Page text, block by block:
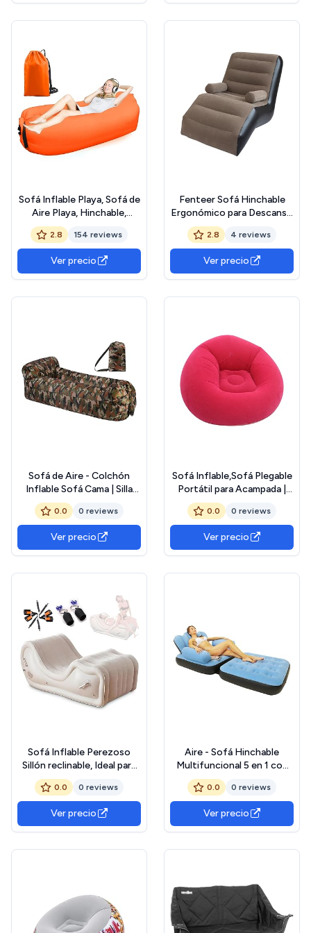
Sofá Inflable Playa, Sofá de
Aire Playa, Hinchable,
Hamaca Inflable Aire, con
Bolsa, para Viajes, Camping,
Festivales de Música
(Poliéster 210T, Naranja)
2.8 154 reviews
Ver precio
Fenteer Sofá Hinchable
Ergonómico para Descanso
en Casa, marrón, Individual
2.8 4 reviews
Ver precio
Sofá de Aire - Colchón
Inflable Sofá Cama | Silla
Hinchable Impermeable
Accesorios Camping para
Picnics Festivales Playa
Senderismo Fiestas
0.0 0 reviews
Ver precio
Sofá Inflable,Sofá Plegable
Portátil para Acampada |
Colchoneta De Aire para
Interior Patio Glamurosas
Relax Piscina Picnic Jardín
0.0 0 reviews
Ver precio
Sofá Inflable Perezoso
Sillón reclinable, Ideal para
Sentarse y
acostarse.,Sofa7
0.0 0 reviews
Ver precio
Aire - Sofá Hinchable
Multifuncional 5 en 1 con
reposabrazos en Forma L |
Sofá Hinchable portát,
Chaise Longue Aire, sofá
Perezoso para Interiores y
Exteriores
0.0 0 reviews
Ver precio